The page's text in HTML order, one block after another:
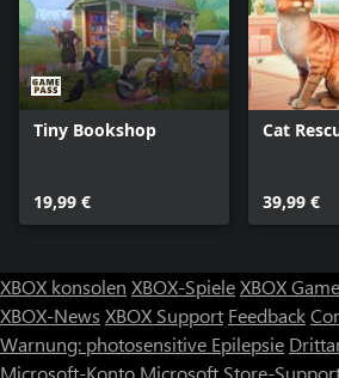
Tiny Bookshop
19,99 €
Cat
39,99 €
XBOX konsolen XBOX-SpieleXBOX
XBOX-News XBOX Support Feedback
Warnung: photosensitive Epilepsie
Microsoft-Konto Microsoft Store-